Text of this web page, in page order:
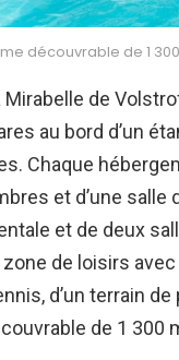
découvrable de 1
Mirabelle de
au bord d’un
Chaque
et d’une
et de deux
de loisirs
d’un terrain
de 1 300